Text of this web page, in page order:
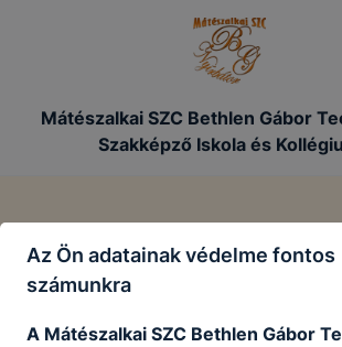
Mátészalkai SZC Bethlen Gábor
Szakképző Iskola és
Impresszum
Az Ön adatainak védelme fontos
számunkra
A Mátészalkai SZC Bethlen Gábor
https://